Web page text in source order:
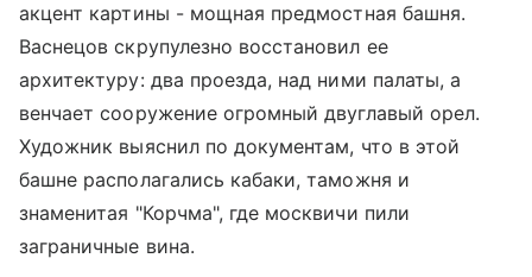
акцент картины - мощная предмостная башня.
Васнецов скрупулезно восстановил ее
архитектуру: два проезда, над ними палаты, а
венчает сооружение огромный двуглавый орел.
Художник выяснил по документам, что в этой
башне располагались кабаки, таможня и
знаменитая "Корчма", где москвичи пили
заграничные вина.